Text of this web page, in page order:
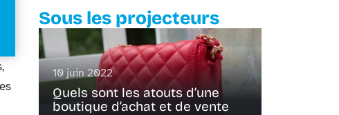
Sous les projecteurs
10 juin 2022
Quels sont les atouts d’une
boutique d’achat et de vente